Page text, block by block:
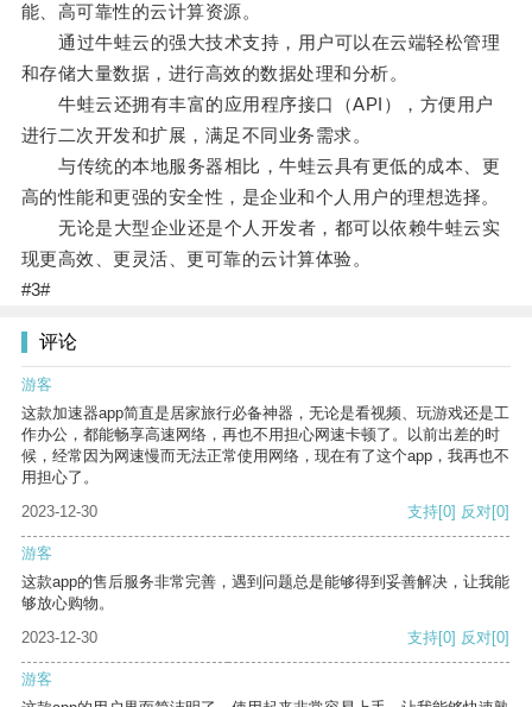
能、高可靠性的云计算资源。
通过牛蛙云的强大技术支持，用户可以在云端轻松管理
和存储大量数据，进行高效的数据处理和分析。
牛蛙云还拥有丰富的应用程序接口（API），方便用户
进行二次开发和扩展，满足不同业务需求。
与传统的本地服务器相比，牛蛙云具有更低的成本、更
高的性能和更强的安全性，是企业和个人用户的理想选择。
无论是大型企业还是个人开发者，都可以依赖牛蛙云实
现更高效、更灵活、更可靠的云计算体验。
#3#
评论
游客
这款加速器app简直是居家旅行必备神器，无论是看视频、玩游戏还是工
作办公，都能畅享高速网络，再也不用担心网速卡顿了。以前出差的时
候，经常因为网速慢而无法正常使用网络，现在有了这个app，我再也不
用担心了。
2023-12-30
支持[0] 反对[0]
游客
这款app的售后服务非常完善，遇到问题总是能够得到妥善解决，让我能
够放心购物。
2023-12-30
支持[0] 反对[0]
游客